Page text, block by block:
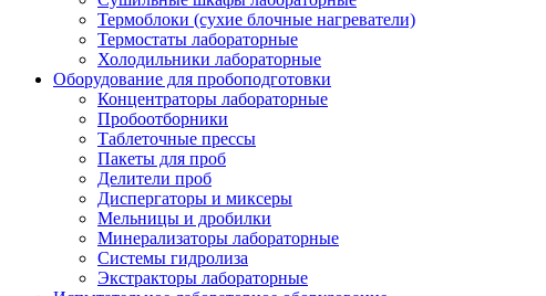
Термоблоки (сухие блочные нагреватели)
Термостаты лабораторные
Холодильники лабораторные
Оборудование для пробоподготовки
Концентраторы лабораторные
Пробоотборники
Таблеточные прессы
Пакеты для проб
Делители проб
Диспергаторы и миксеры
Мельницы и дробилки
Минерализаторы лабораторные
Системы гидролиза
Экстракторы лабораторные